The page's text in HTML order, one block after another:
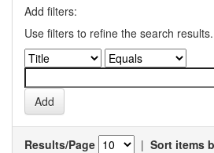
Add filters:
Use filters to refine the search results.
Results/Page | Sort items